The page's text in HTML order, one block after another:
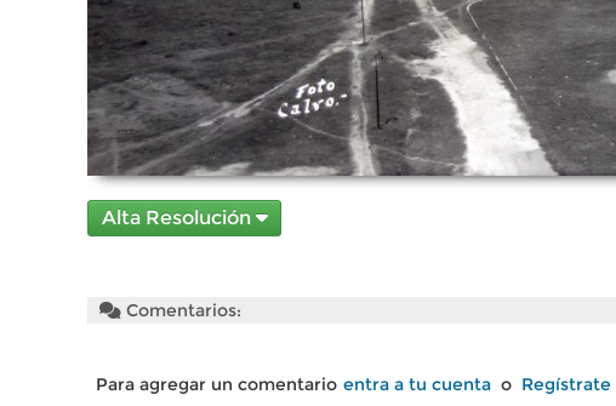
Alta Resolución
Comentarios:
Para agregar un comentario entra a tu cuenta o Regístrate